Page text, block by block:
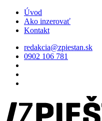
Úvod
Ako inzerovať
Kontakt
redakcia@zpiestan.sk
0902 106 781